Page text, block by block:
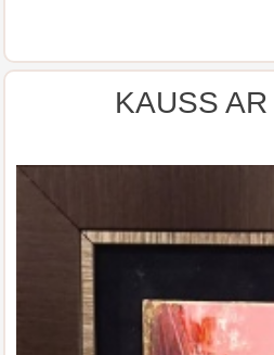
KAUSS